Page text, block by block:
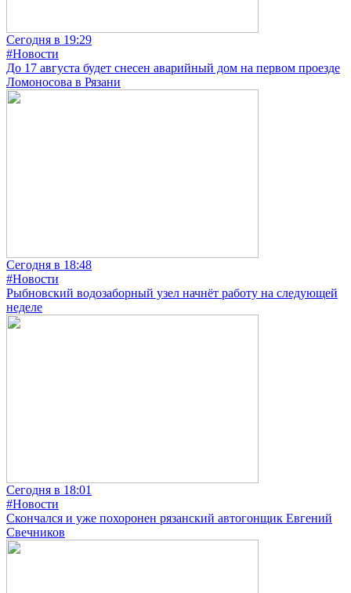
Сегодня в 19:29
#Новости
До 17 августа будет снесен аварийный дом на первом проезде
Ломоносова в Рязани
Сегодня в 18:48
#Новости
Рыбновский водозаборный узел начнёт работу на следующей
неделе
Сегодня в 18:01
#Новости
Скончался и уже похоронен рязанский автогонщик Евгений
Свечников